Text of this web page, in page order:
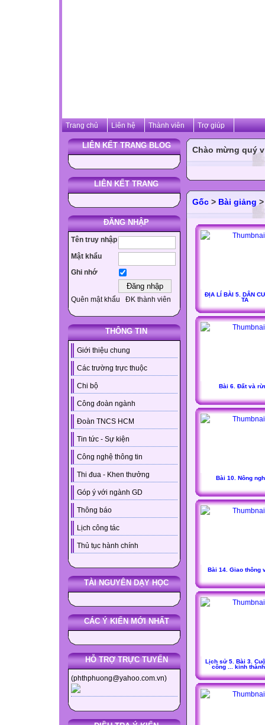
Trang chủ Liên hệ Thành viên Trợ giúp
LIÊN KẾT TRANG BLOG
LIÊN KẾT TRANG
ĐĂNG NHẬP
Tên truy nhập
Mật khẩu
Ghi nhớ
Quên mật khẩu ĐK thành viên
THÔNG TIN
Giới thiệu chung
Các trường trực thuộc
Chi bộ
Công đoàn ngành
Đoàn TNCS HCM
Tin tức - Sự kiện
Công nghệ thông tin
Thi đua - Khen thưởng
Góp ý với ngành GD
Thông báo
Lịch công tác
Thủ tục hành chính
TÀI NGUYÊN DẠY HỌC
CÁC Ý KIẾN MỚI NHẤT
HỖ TRỢ TRỰC TUYẾN
(phthphuong@yahoo.com.vn)
Chào mừng quý
Gốc > Bài giảng
ĐỊA LÍ BÀI 5. DÂN
TA
Bài 6. Đất và
Bài 10. Nông
Bài 14. Giao thông
Lịch sử 5. Bài 3.
công ... kinh